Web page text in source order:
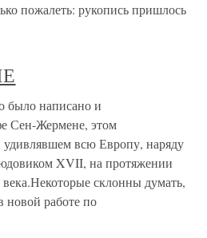
пожалеть: рукопись пришлось
написано и
Сен-Жермене, этом
удивлявшем всю Европу, наряду
XVII, на протяжении
склонны думать,
новой работе по